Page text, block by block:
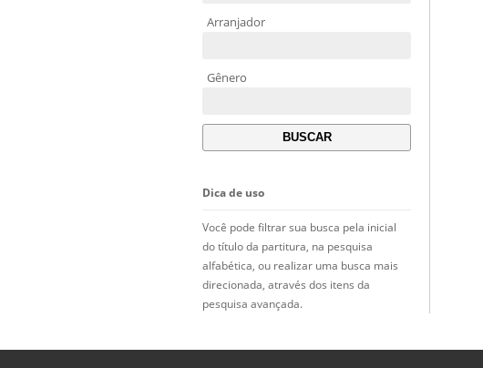
Arranjador
Gênero
Dica de uso
Você pode filtrar sua busca pela inicial
do título da partitura, na pesquisa
alfabética, ou realizar uma busca mais
direcionada, através dos itens da
pesquisa avançada.